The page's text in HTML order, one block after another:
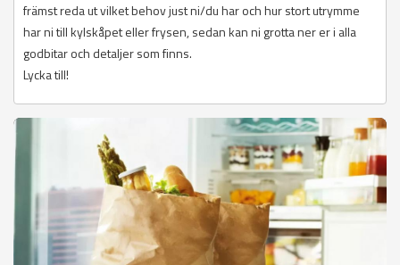
främst reda ut vilket behov just ni/du har och hur stort utrymme
har ni till kylskåpet eller frysen, sedan kan ni grotta ner er i alla
godbitar och detaljer som finns.
Lycka till!